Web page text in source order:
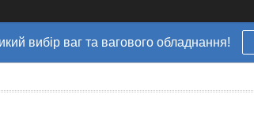
вибір ваг та вагового обладнання!